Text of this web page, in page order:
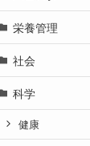
栄養管理
社会
科学
健康